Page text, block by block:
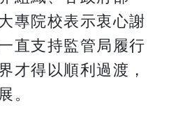
專院校表示衷心謝
直支持監管局履行
才得以順利過渡，
。